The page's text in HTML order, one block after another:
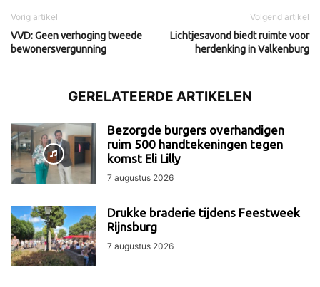
Vorig artikel
VVD: Geen verhoging tweede
bewonersvergunning
Volgend artikel
Lichtjesavond biedt ruimte voor
herdenking in Valkenburg
GERELATEERDE ARTIKELEN
Bezorgde burgers overhandigen
ruim 500 handtekeningen tegen
komst Eli Lilly
7 augustus 2026
Drukke braderie tijdens Feestweek
Rijnsburg
7 augustus 2026